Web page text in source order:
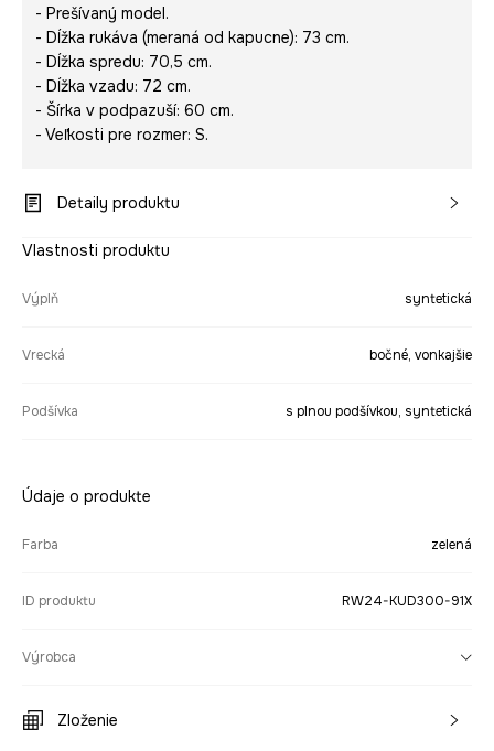
- Prešívaný model.
- Dĺžka rukáva (meraná od kapucne): 73 cm.
- Dĺžka spredu: 70,5 cm.
- Dĺžka vzadu: 72 cm.
- Šírka v podpazuší: 60 cm.
- Veľkosti pre rozmer: S.
Detaily produktu
Vlastnosti produktu
Výplň syntetická
Vrecká bočné, vonkajšie
Podšívka s plnou podšívkou, syntetická
Údaje o produkte
Farba zelená
ID produktu RW24-KUD300-91X
Výrobca
Zloženie